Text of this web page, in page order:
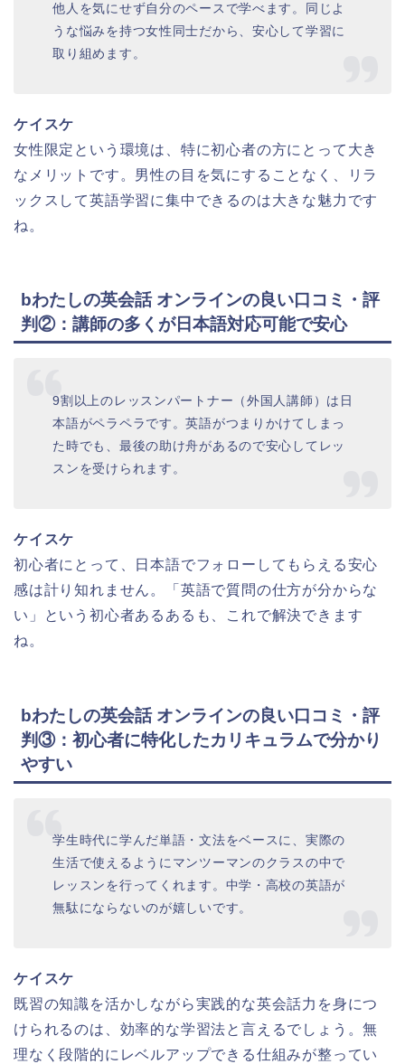
他人を気にせず自分のペースで学べます。同じよ
うな悩みを持つ女性同士だから、安心して学習に
取り組めます。
ケイスケ
女性限定という環境は、特に初心者の方にとって大き
なメリットです。男性の目を気にすることなく、リラ
ックスして英語学習に集中できるのは大きな魅力です
ね。
bわたしの英会話 オンラインの良い口コミ・評
判②：講師の多くが日本語対応可能で安心
9割以上のレッスンパートナー（外国人講師）は日
本語がペラペラです。英語がつまりかけてしまっ
た時でも、最後の助け舟があるので安心してレッ
スンを受けられます。
ケイスケ
初心者にとって、日本語でフォローしてもらえる安心
感は計り知れません。「英語で質問の仕方が分からな
い」という初心者あるあるも、これで解決できます
ね。
bわたしの英会話 オンラインの良い口コミ・評
判③：初心者に特化したカリキュラムで分かり
やすい
学生時代に学んだ単語・文法をベースに、実際の
生活で使えるようにマンツーマンのクラスの中で
レッスンを行ってくれます。中学・高校の英語が
無駄にならないのが嬉しいです。
ケイスケ
既習の知識を活かしながら実践的な英会話力を身につ
けられるのは、効率的な学習法と言えるでしょう。無
理なく段階的にレベルアップできる仕組みが整ってい